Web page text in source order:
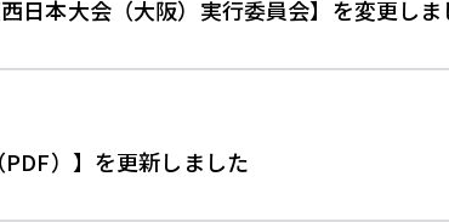
日本大会（大阪）実行委員会】を変更しま
）】を更新しました